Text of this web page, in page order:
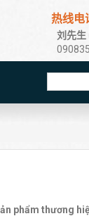
热线电
刘先生
phẩm thương